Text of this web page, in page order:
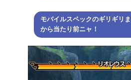
モバイルスペックのギリギリ
から当たり前ニャ！